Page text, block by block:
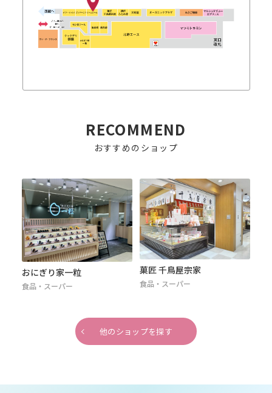
RECOMMEND
おすすめのショップ
おにぎり家一粒
食品・スーパー
菓匠 千鳥屋宗家
食品・スーパー
他のショップを探す